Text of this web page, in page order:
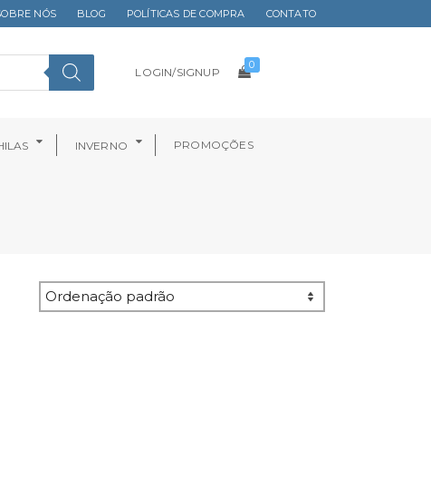
NÓS BLOG POLÍTICAS DE COMPRA CONTATO
LOGIN/SIGNUP
0
INVERNO PROMOÇÕES